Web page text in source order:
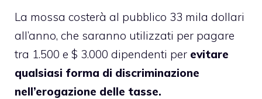
La mossa costerà al pubblico 33 mila dollari
all’anno, che saranno utilizzati per pagare
tra 1.500 e $ 3.000 dipendenti per evitare
qualsiasi forma di discriminazione
nell’erogazione delle tasse.